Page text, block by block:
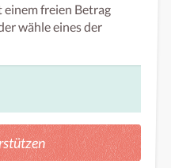
freien Betrag
wähle eines der